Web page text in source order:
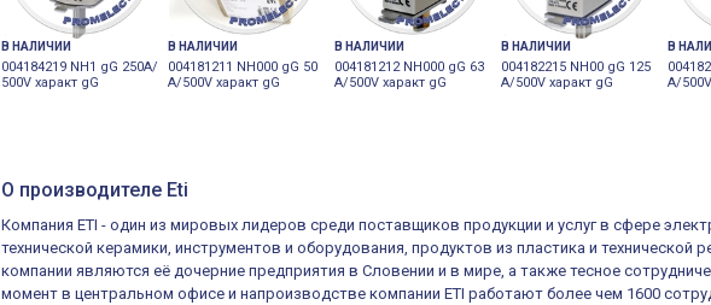
В НАЛИЧИИ
004184219 NH1 gG 250A/
500V характ gG
В НАЛИЧИИ
004181211 NH000 gG 50
A/500V характ gG
В НАЛИЧИИ
004181212 NH000 gG 63
A/500V характ gG
В НАЛИЧИИ
004182215 NH00 gG 125
A/500V характ gG
В
A/
О производителе Eti
Компания ETI - один из мировых лидеров среди поставщиков продукции и услуг в сфере
технической керамики, инструментов и оборудования, продуктов из пластика и
компании являются её дочерние предприятия в Словении и в мире, а также тесное
момент в центральном офисе и напроизводстве компании ETI работают более чем 1600